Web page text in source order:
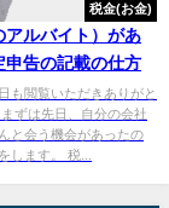
税金(お金)
アルバイト）があ
申告の記載の仕方
も閲覧いただきありがと
ずは先日、自分の会社
と会う機会があったの
します。 税...